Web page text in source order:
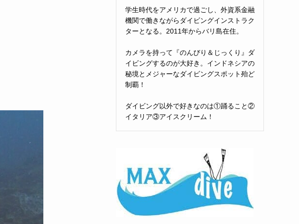
学生時代をアメリカで過ごし、外資系金融
機関で働きながらダイビングインストラク
ターとなる。2011年からバリ島在住。
カメラを持って『のんびり＆じっくり』ダ
イビングするのが大好き。インドネシアの
秘境とメジャーなダイビングスポット殆ど
制覇！
ダイビング以外で好きなのは①踊ること②
イタリア③アイスクリーム！